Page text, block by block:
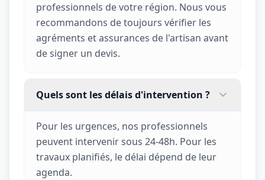
professionnels de votre région. Nous vous
recommandons de toujours vérifier les
agréments et assurances de l'artisan avant
de signer un devis.
Quels sont les délais d'intervention ?
Pour les urgences, nos professionnels
peuvent intervenir sous 24-48h. Pour les
travaux planifiés, le délai dépend de leur
agenda.